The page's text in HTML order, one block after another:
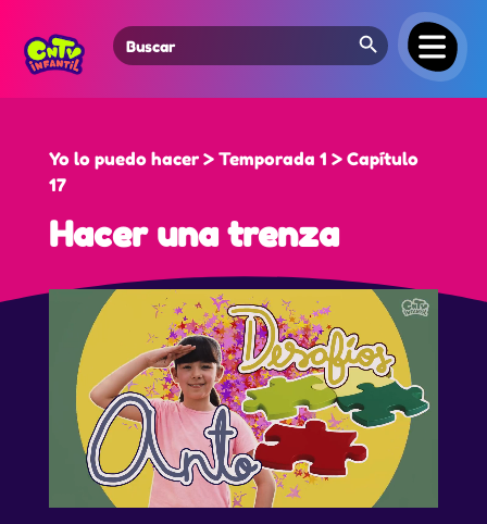
Search
for:
Search Button
Yo lo puedo hacer > Temporada 1 > Capítulo
17
Hacer una trenza